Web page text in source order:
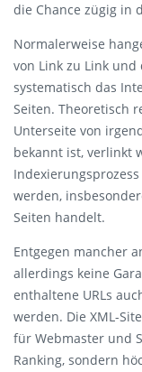
die Chance zügig in
Normalerweise
von Link zu Link
systematisch das
Seiten. Theoretisch
Unterseite von
bekannt ist, verlinkt
werden,
Seiten handelt.
Entgegen mancher
allerdings keine
enthaltene URLs
werden. Die XML-
für Webmaster und
Ranking, sondern